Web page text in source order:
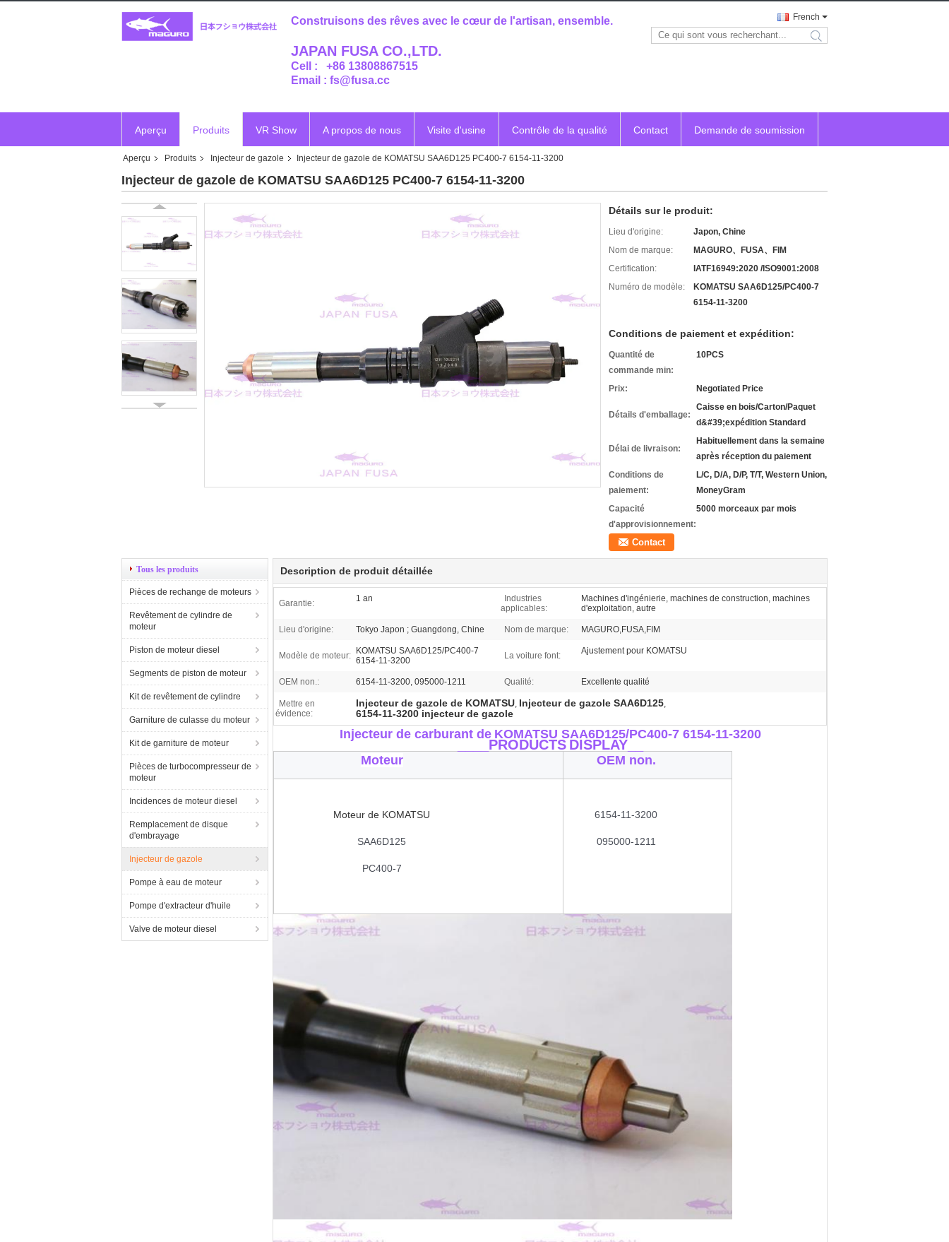
Construisons des rêves avec le cœur de l'artisan, ensemble.
JAPAN FUSA CO.,LTD.
Cell : +86 13808867515
Email : fs@fusa.cc
French
search
Aperçu Produits VR Show A propos de nous Visite d'usine Contrôle de la qualité Contact Demande de soumission
Vr
Aperçu Produits Injecteur de gazole Injecteur de gazole de KOMATSU SAA6D125 PC400-7 6154-11-3200
Injecteur de gazole de KOMATSU SAA6D125 PC400-7 6154-11-3200
Détails sur le produit:
Lieu d'origine:
Japon, Chine
Nom de marque:
MAGURO、FUSA、FIM
Certification:
IATF16949:2020 /ISO9001:2008
Numéro de modèle:
KOMATSU SAA6D125/PC400-7
6154-11-3200
Conditions de paiement et expédition:
Quantité de
commande min:
10PCS
Prix: Negotiated Price
Détails d'emballage:
Caisse en bois/Carton/Paquet
d&#39;expédition Standard
Délai de livraison:
Habituellement dans la semaine
après réception du paiement
Conditions de
paiement:
L/C, D/A, D/P, T/T, Western Union,
MoneyGram
Capacité
d'approvisionnement:
5000 morceaux par mois
Contact
Tous les produits
Pièces de rechange de moteurs
Revêtement de cylindre de
moteur
Piston de moteur diesel
Segments de piston de moteur
Kit de revêtement de cylindre
Garniture de culasse du moteur
Kit de garniture de moteur
Pièces de turbocompresseur de
moteur
Incidences de moteur diesel
Remplacement de disque
d'embrayage
Injecteur de gazole
Pompe à eau de moteur
Pompe d'extracteur d'huile
Valve de moteur diesel
Description de produit détaillée
Garantie: 1 an
Industries
applicables:
Machines d'ingénierie, machines de construction, machines
d'exploitation, autre
Lieu d'origine: Tokyo Japon ; Guangdong, Chine Nom de marque: MAGURO,FUSA,FIM
Modèle de moteur:
KOMATSU SAA6D125/PC400-7
6154-11-3200
La voiture font: Ajustement pour KOMATSU
OEM non.: 6154-11-3200, 095000-1211 Qualité: Excellente qualité
Mettre en
évidence:
Injecteur de gazole de KOMATSU, Injecteur de gazole SAA6D125,
6154-11-3200 injecteur de gazole
Injecteur de carburantde KOMATSU SAA6D125/PC400-7 6154-11-3200
____PRODUCTS DISPLAY__
Moteur OEM non.
Moteur de KOMATSU
SAA6D125
PC400-7
6154-11-3200
095000-1211